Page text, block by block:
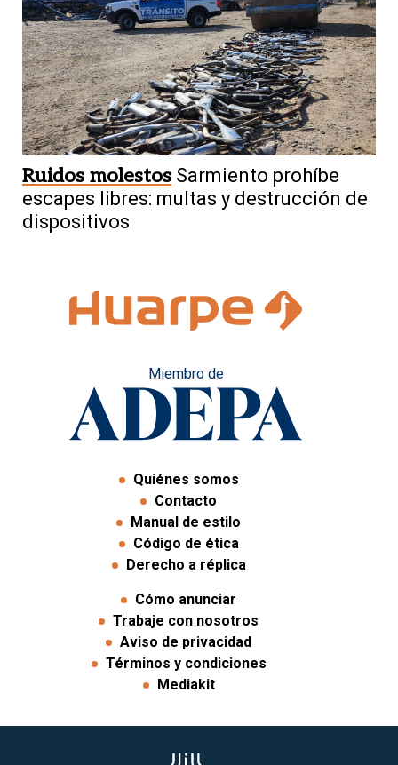
Ruidos molestos Sarmiento prohíbe
escapes libres: multas y destrucción de
dispositivos
Miembro de
Quiénes somos
Contacto
Manual de estilo
Código de ética
Derecho a réplica
Cómo anunciar
Trabaje con nosotros
Aviso de privacidad
Términos y condiciones
Mediakit